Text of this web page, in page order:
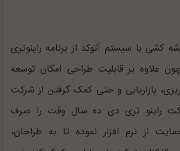
کشی با سیستم آتوکد از برنامه راینوتری
علاوه بر قابلیت طراحی امکان توسعه
بازاریابی و حتی کمک گرفتن از شرکت
راینو تری دی ده سال وقت را صرف
از نرم افزار نموده تا به طراحان،